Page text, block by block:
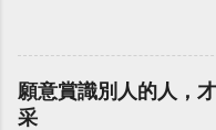
願意賞識別人的人，
采